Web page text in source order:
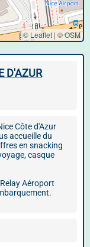
© Leaflet | ©OSM
D'AZUR
Côte d'Azur
accueille du
en snacking
casque
Aéroport